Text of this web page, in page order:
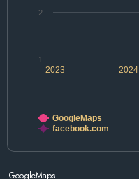
2024
2023
1
2
GoogleMaps
facebook.com
GoogleMaps